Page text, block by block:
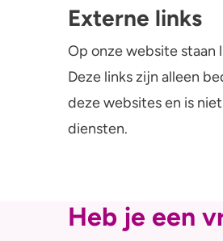
Externe links
Op onze website staan
Deze links zijn alleen
deze websites en is
diensten.
Heb je een